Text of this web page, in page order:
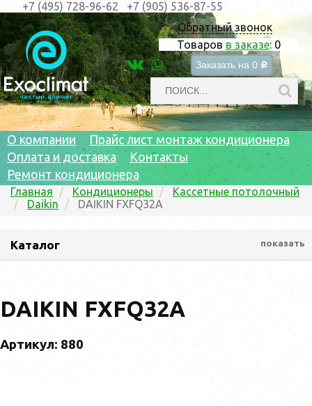
Обратный звонок
Товаров в заказе: 0
Заказать на 0 c
+7 (495) 728-96-62 +7 (905) 536-87-55
О компании
Прайс лист монтаж кондиционера
Оплата и доставка
Контакты
Ремонт кондиционера
Главная Кондиционеры
Кассетные потолочный
Daikin
DAIKIN FXFQ32A
Каталог показать
DAIKIN FXFQ32A
Артикул: 880